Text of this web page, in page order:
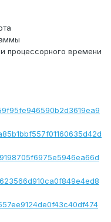
процессорного времени